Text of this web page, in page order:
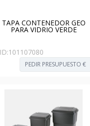
TAPA CONTENEDOR GEO
PARA VIDRIO VERDE
ID:101107080
PEDIR PRESUPUESTO €